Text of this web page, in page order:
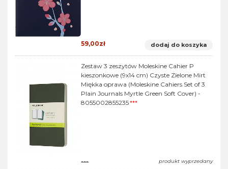
59,00zł dodaj do koszyka
Zestaw 3 zeszytów Moleskine Cahier P
kieszonkowe (9x14 cm) Czyste Zielone Mirt
Miękka oprawa (Moleskine Cahiers Set of 3
Plain Journals Myrtle Green Soft Cover) -
8055002855235***
--- produkt wyprzedany